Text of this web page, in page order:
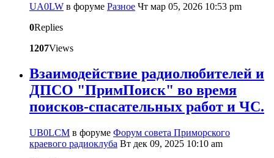
UA0LW в форуме Разное Чт мар 05, 2026 10:53 pm
0Replies
1207Views
Взаимодействие радиолюбителей и
ДПСО "ПримПоиск" во время
поисков-спасательных работ и ЧС.
UB0LCM в форуме Форум совета Приморского
краевого радиоклуба Вт дек 09, 2025 10:10 am